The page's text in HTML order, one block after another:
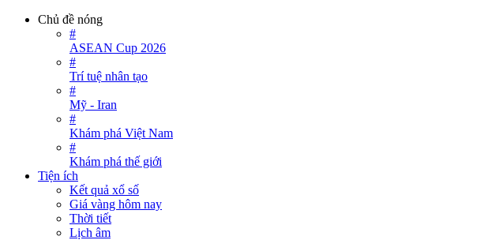
Chủ đề nóng
#
ASEAN Cup 2026
#
Trí tuệ nhân tạo
#
Mỹ - Iran
#
Khám phá Việt Nam
#
Khám phá thế giới
Tiện ích
Kết quả xổ số
Giá vàng hôm nay
Thời tiết
Lịch âm